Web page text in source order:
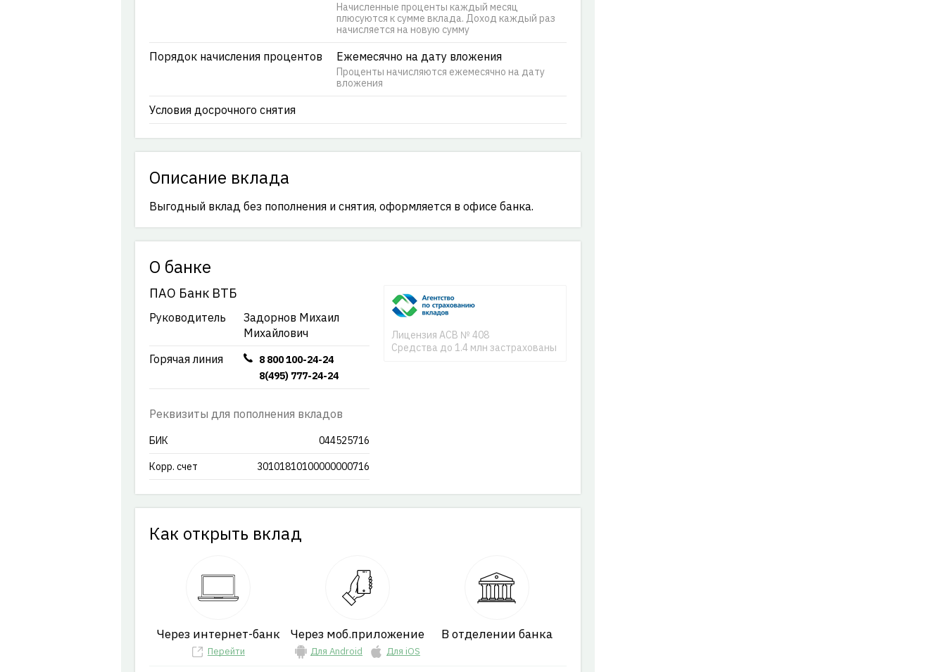
Начисленные проценты каждый месяц
плюсуются к сумме вклада. Доход каждый раз
начисляется на новую сумму
Порядок начисления процентов Ежемесячно на дату вложения
Проценты начисляются ежемесячно на дату
вложения
Условия досрочного снятия
Описание вклада
Выгодный вклад без пополнения и снятия, оформляется в офисе банка.
О банке
ПАО Банк ВТБ
Руководитель
Задорнов Михаил
Михайлович
Горячая линия
8 800 100-24-24
8(495) 777-24-24
Реквизиты для пополнения вкладов
БИК 044525716
Корр. счет 30101810100000000716
Лицензия АСВ № 408
Средства до 1.4 млн застрахованы
Как открыть вклад
Через интернет-банк
Перейти
Через моб.приложение
Для Android Для iOS
В отделении банка